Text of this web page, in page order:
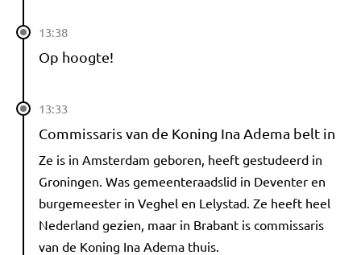
13:38
Op hoogte!
13:33
Commissaris van de Koning Ina Adema belt in
Ze is in Amsterdam geboren, heeft gestudeerd in
Groningen. Was gemeenteraadslid in Deventer en
burgemeester in Veghel en Lelystad. Ze heeft heel
Nederland gezien, maar in Brabant is commissaris
van de Koning Ina Adema thuis.